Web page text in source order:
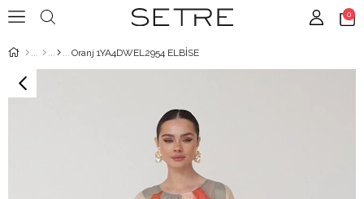
0
Oranj 1YA4DWEL2954 ELBİSE